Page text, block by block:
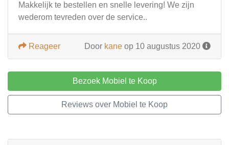
Makkelijk te bestellen en snelle levering! We zijn
wederom tevreden over de service..
Door kane op 10 augustus 2020
Reageer
Bezoek Mobiel te Koop
Reviews over Mobiel te Koop